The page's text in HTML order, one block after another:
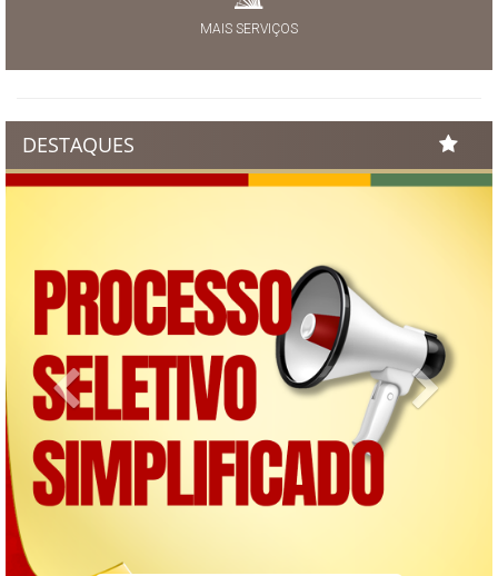
MAIS SERVIÇOS
DESTAQUES
Previous Next